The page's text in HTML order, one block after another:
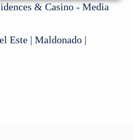
& Casino - Media
Este | Maldonado |